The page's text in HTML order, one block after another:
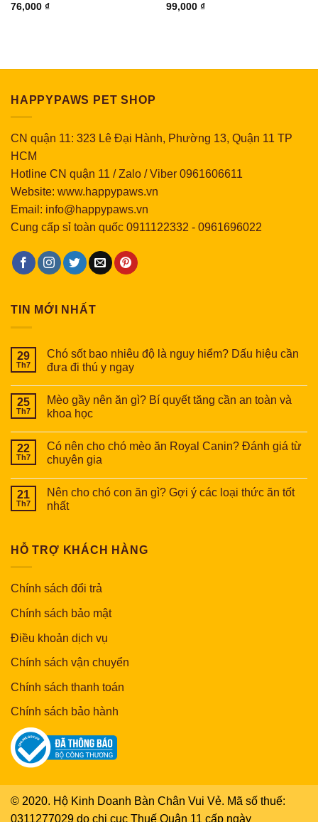
76,000 ₫
99,000 ₫
HAPPYPAWS PET SHOP
CN quận 11: 323 Lê Đại Hành, Phường 13, Quận 11 TP
HCM
Hotline CN quận 11 / Zalo / Viber 0961606611
Website: www.happypaws.vn
Email: info@happypaws.vn
Cung cấp sỉ toàn quốc 0911122332 - 0961696022
TIN MỚI NHẤT
29
Th7
Chó sốt bao nhiêu độ là nguy hiểm? Dấu hiệu cần
đưa đi thú y ngay
25
Th7
Mèo gầy nên ăn gì? Bí quyết tăng cần an toàn và
khoa học
22
Th7
Có nên cho chó mèo ăn Royal Canin? Đánh giá từ
chuyên gia
21
Th7
Nên cho chó con ăn gì? Gợi ý các loại thức ăn tốt
nhất
HỖ TRỢ KHÁCH HÀNG
Chính sách đổi trả
Chính sách bảo mật
Điều khoản dịch vụ
Chính sách vận chuyển
Chính sách thanh toán
Chính sách bảo hành
© 2020. Hộ Kinh Doanh Bàn Chân Vui Vẻ. Mã số thuế:
0311277029 do chi cục Thuế Quận 11 cấp ngày